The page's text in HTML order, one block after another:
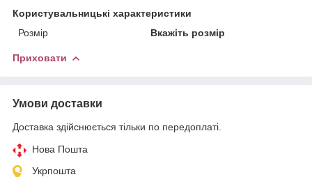
Користувальницькі характеристики
Розмір
Вкажіть розмір
Приховати
Умови доставки
Доставка здійснюється тільки по передоплаті.
Нова Пошта
Укрпошта